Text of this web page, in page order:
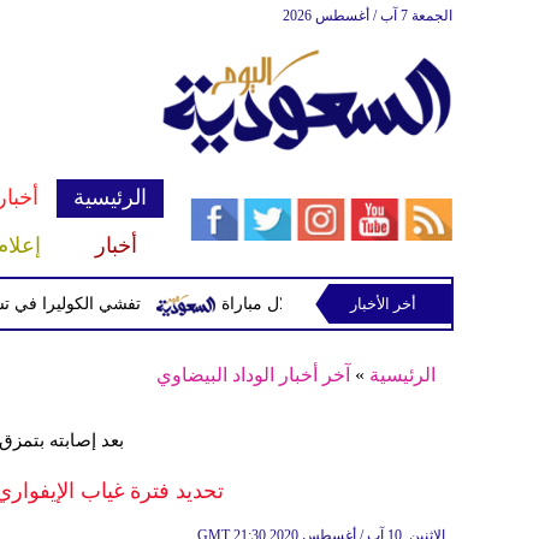
الجمعة 7 آب / أغسطس 2026
الرئيسية
أخبار
تفشي الكوليرا في تشاد يتسبب أخر الأخبار
الرئيسية » آخر أخبار الوداد البيضاوي
بعد إصابته
تحديد فترة غياب
GMT 21:30 2020 الإثنين ,10 آب / أغسطس